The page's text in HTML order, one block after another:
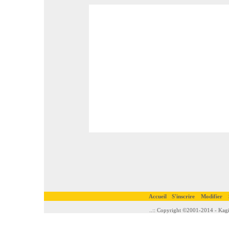
Accueil S'inscrire Modifier
..:: Copyright ©2001-2014 -